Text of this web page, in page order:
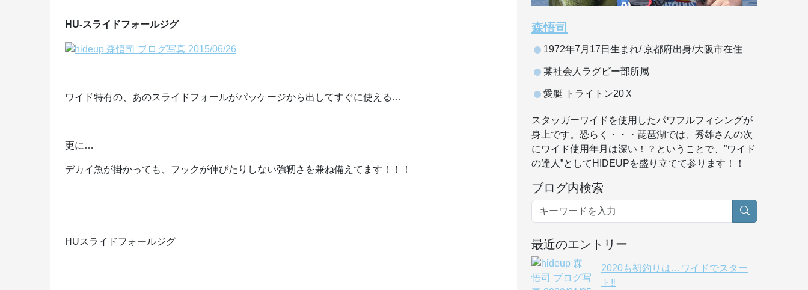
HU-スライドフォールジグ
ワイド特有の、あのスライドフォールがパッケージから出してすぐに使える…
更に…
デカイ魚が掛かっても、フックが伸びたりしない強靭さを兼ね備えてます！！！
HUスライドフォールジグ
森悟司
1972年7月17日生まれ/ 京都府出身/大阪市在住
某社会人ラグビー部所属
愛艇 トライトン20Ｘ
スタッガーワイドを使用したパワフルフィシングが
身上です。恐らく・・・琵琶湖では、秀雄さんの次
にワイド使用年月は深い！？ということで、”ワイド
の達人”としてHIDEUPを盛り立てて参ります！！
ブログ内検索
最近のエントリー
2020も初釣りは…ワイドでスター
ト‼️